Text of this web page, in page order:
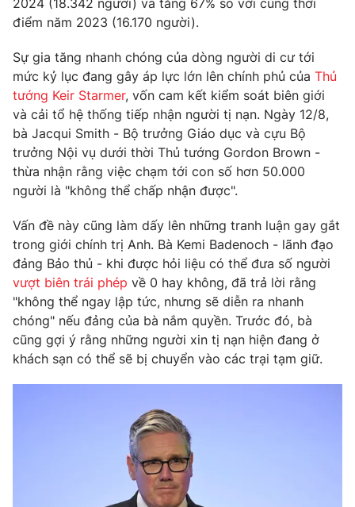
Video Shorts video
VTV Money VTV Thể thao
VTV Sức khoẻ Bất động sản
Thị trường 24h Tấm lòng Việt
VTV4 Vươn mình bằng AI
VTV9 VTV8
Liên hệ tòa soạn English
Đài Truyền hình Việt Nam
điểm năm 2023 (16.170 người).
Sự gia tăng nhanh chóng của dòng người di cư tới
mức kỷ lục đang gây áp lực lớn lên chính phủ của Thủ
tướng Keir Starmer, vốn cam kết kiểm soát biên giới
và cải tổ hệ thống tiếp nhận người tị nạn. Ngày 12/8,
bà Jacqui Smith - Bộ trưởng Giáo dục và cựu Bộ
trưởng Nội vụ dưới thời Thủ tướng Gordon Brown -
thừa nhận rằng việc chạm tới con số hơn 50.000
người là "không thể chấp nhận được".
Vấn đề này cũng làm dấy lên những tranh luận gay gắt
trong giới chính trị Anh. Bà Kemi Badenoch - lãnh đạo
đảng Bảo thủ - khi được hỏi liệu có thể đưa số người
vượt biên trái phép về 0 hay không, đã trả lời rằng
"không thể ngay lập tức, nhưng sẽ diễn ra nhanh
chóng" nếu đảng của bà nắm quyền. Trước đó, bà
cũng gợi ý rằng những người xin tị nạn hiện đang ở
khách sạn có thể sẽ bị chuyển vào các trại tạm giữ.